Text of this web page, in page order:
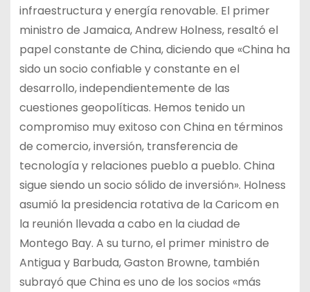
infraestructura y energía renovable. El primer
ministro de Jamaica, Andrew Holness, resaltó el
papel constante de China, diciendo que «China ha
sido un socio confiable y constante en el
desarrollo, independientemente de las
cuestiones geopolíticas. Hemos tenido un
compromiso muy exitoso con China en términos
de comercio, inversión, transferencia de
tecnología y relaciones pueblo a pueblo. China
sigue siendo un socio sólido de inversión». Holness
asumió la presidencia rotativa de la Caricom en
la reunión llevada a cabo en la ciudad de
Montego Bay. A su turno, el primer ministro de
Antigua y Barbuda, Gaston Browne, también
subrayó que China es uno de los socios «más